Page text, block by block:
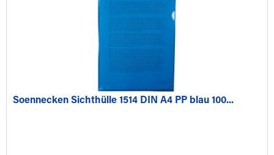
Soennecken Sichthülle 1514 DIN A4 PP blau 100...